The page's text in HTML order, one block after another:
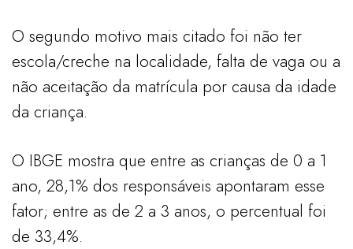
O segundo motivo mais citado foi não ter
escola/creche na localidade, falta de vaga ou a
não aceitação da matrícula por causa da idade
da criança.
O IBGE mostra que entre as crianças de 0 a 1
ano, 28,1% dos responsáveis apontaram esse
fator; entre as de 2 a 3 anos, o percentual foi
de 33,4%.